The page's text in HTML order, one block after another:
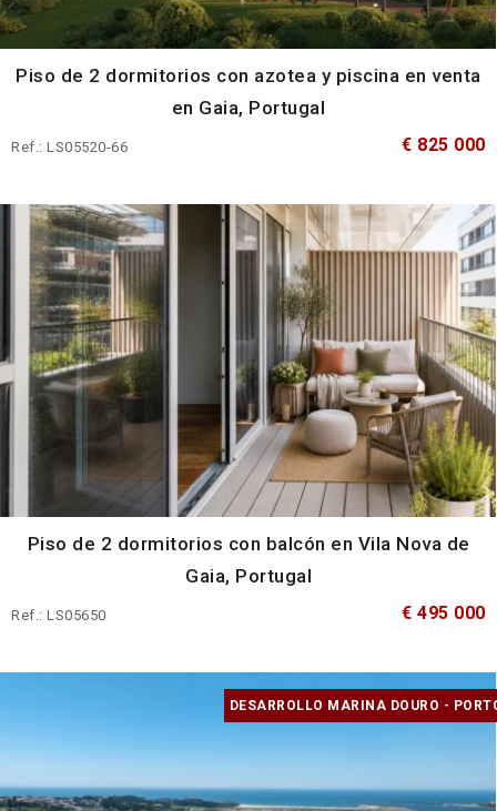
Piso de 2 dormitorios con azotea y piscina en venta
en Gaia, Portugal
Ref.: LS05520-66 € 825 000
Piso de 2 dormitorios con balcón en Vila Nova de
Gaia, Portugal
Ref.: LS05650 € 495 000
DESARROLLO MARINA DOURO -